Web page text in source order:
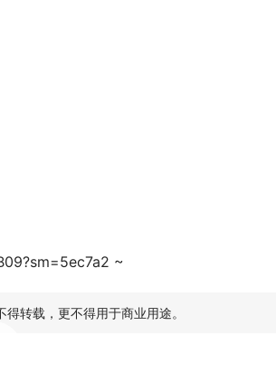
~
转载，更不得用于商业用途。